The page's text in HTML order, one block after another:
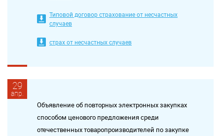
Типовой договор страхование от несчастных
случаев
страх от несчастных случаев
29
апр.
Объявление об повторных электронных закупках
способом ценового предложения среди
отечественных товаропроизводителей по закупке